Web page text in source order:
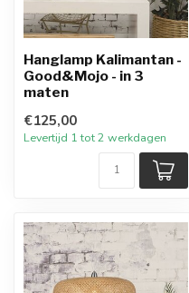
Hanglamp Kalimantan -
Good&Mojo - in 3
maten
€125,00
Levertijd 1 tot 2 werkdagen